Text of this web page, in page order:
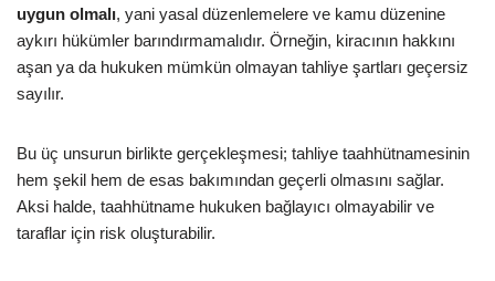
uygun olmalı, yani yasal düzenlemelere ve kamu düzenine
aykırı hükümler barındırmamalıdır. Örneğin, kiracının hakkını
aşan ya da hukuken mümkün olmayan tahliye şartları geçersiz
sayılır.
Bu üç unsurun birlikte gerçekleşmesi; tahliye taahhütnamesinin
hem şekil hem de esas bakımından geçerli olmasını sağlar.
Aksi halde, taahhütname hukuken bağlayıcı olmayabilir ve
taraflar için risk oluşturabilir.